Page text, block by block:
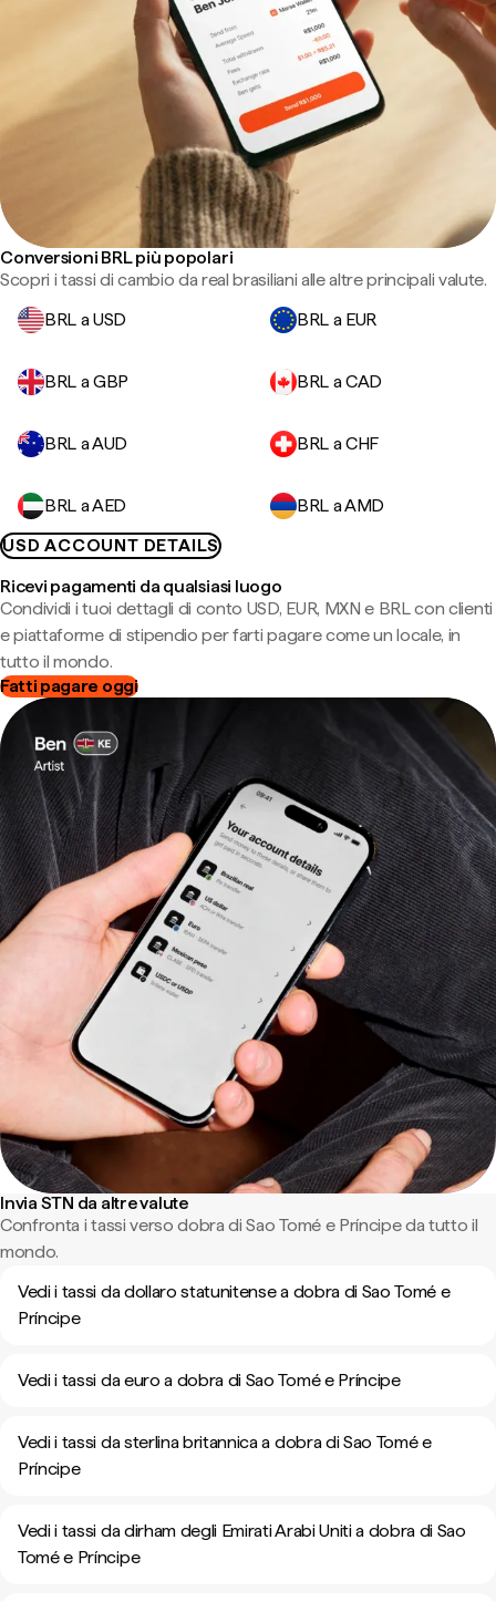
Conversioni BRL più popolari
Scopri i tassi di cambio da real brasiliani alle altre principali valute.
BRL a USD
BRL a EUR
BRL a GBP BRL a CAD
BRL a AUD BRL a CHF
BRL a AED
BRL a AMD
USD ACCOUNT DETAILS
Ricevi pagamenti da qualsiasi luogo
Condividi i tuoi dettagli di conto USD, EUR, MXN e BRL con clienti
e piattaforme di stipendio per farti pagare come un locale, in
tutto il mondo.
Fatti pagare oggi
Invia STN da altre valute
Confronta i tassi verso dobra di Sao Tomé e Príncipe da tutto il
mondo.
Vedi i tassi da dollaro statunitense a dobra di Sao Tomé e
Príncipe
Vedi i tassi da euro a dobra di Sao Tomé e Príncipe
Vedi i tassi da sterlina britannica a dobra di Sao Tomé e
Príncipe
Vedi i tassi da dirham degli Emirati Arabi Uniti a dobra di Sao
Tomé e Príncipe